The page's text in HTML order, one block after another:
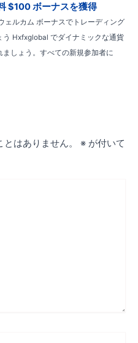
$100 ボーナスを獲得
ェルカム ボーナスでトレーディング
う Hxfxglobal でダイナミックな通貨
しょう。すべての新規参加者に
はありません。 ※ が付いて